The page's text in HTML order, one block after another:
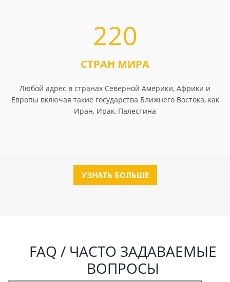
220
СТРАН МИРА
Любой адрес в странах Северной Америки, Африки и
Европы включая такие государства Ближнего Востока, как
Иран, Ирак, Палестина
УЗНАТЬ БОЛЬШЕ
FAQ / ЧАСТО ЗАДАВАЕМЫЕ
ВОПРОСЫ